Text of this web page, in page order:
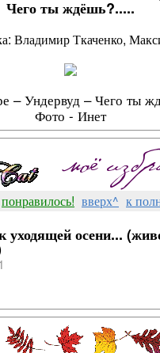
Чего ты ждёшь?.....
Владимир Ткаченко,
– Ундервуд – Чего ты
Фото - Инет
понравилось! вверх^ к
уходящей осени...